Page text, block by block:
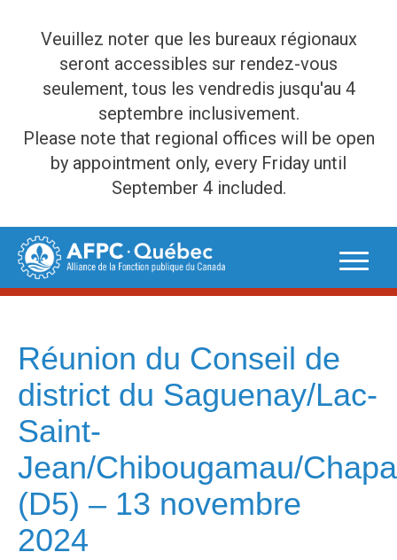
Veuillez noter que les bureaux régionaux
seront accessibles sur rendez-vous
seulement, tous les vendredis jusqu'au 4
septembre inclusivement.
Please note that regional offices will be open
by appointment only, every Friday until
September 4 included.
Skip
content
Réunion du Conseil de
district du Saguenay/Lac-
Saint-
Jean/Chibougamau/
(D5) – 13 novembre
2024